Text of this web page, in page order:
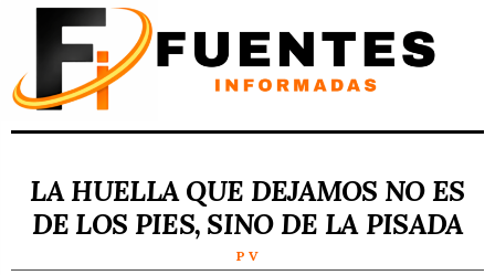
LA HUELLA QUE DEJAMOS NO ES
DE LOS PIES, SINO DE LA PISADA
P V